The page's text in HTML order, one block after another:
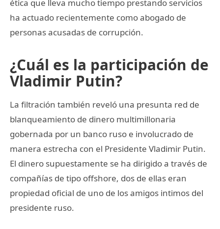
ética que lleva mucho tiempo prestando servicios
ha actuado recientemente como abogado de
personas acusadas de corrupción.
¿Cuál es la participación de
Vladimir Putin?
La filtración también reveló una presunta red de
blanqueamiento de dinero multimillonaria
gobernada por un banco ruso e involucrado de
manera estrecha con el Presidente Vladimir Putin.
El dinero supuestamente se ha dirigido a través de
compañías de tipo offshore, dos de ellas eran
propiedad oficial de uno de los amigos intimos del
presidente ruso.